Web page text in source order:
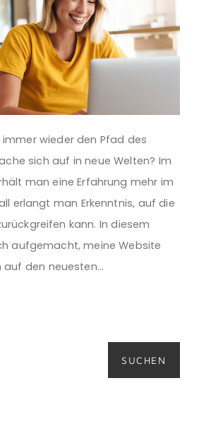
immer wieder den Pfad des
sich auf in neue Welten? Im
man eine Erfahrung mehr im
erlangt man Erkenntnis, auf die
kann. In diesem
aufgemacht, meine Website
den neuesten...
SUCHEN